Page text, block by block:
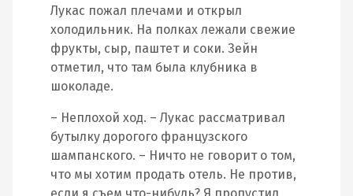
Лукас пожал плечами и открыл
холодильник. На полках лежали свежие
фрукты, сыр, паштет и соки. Зейн
отметил, что там была клубника в
шоколаде.
– Неплохой ход. – Лукас рассматривал
бутылку дорогого французского
шампанского. – Ничто не говорит о том,
что мы хотим продать отель. Не против,